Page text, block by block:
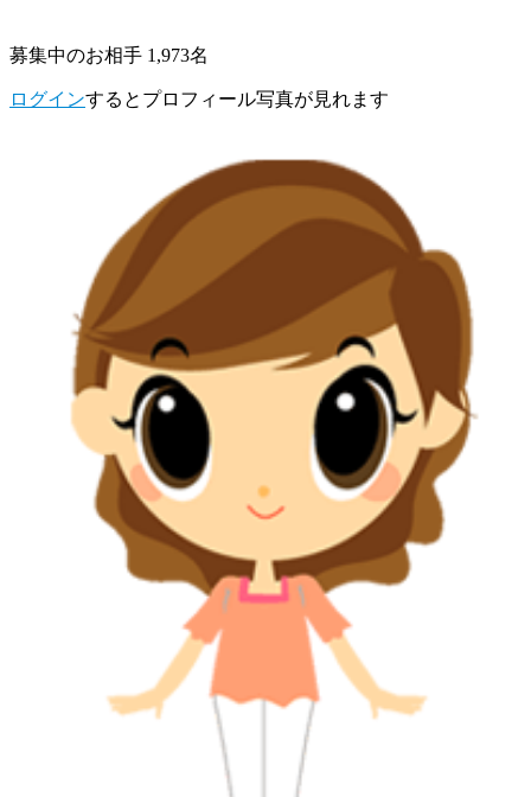
募集中のお相手 1,973名
ログインするとプロフィール写真が見れます